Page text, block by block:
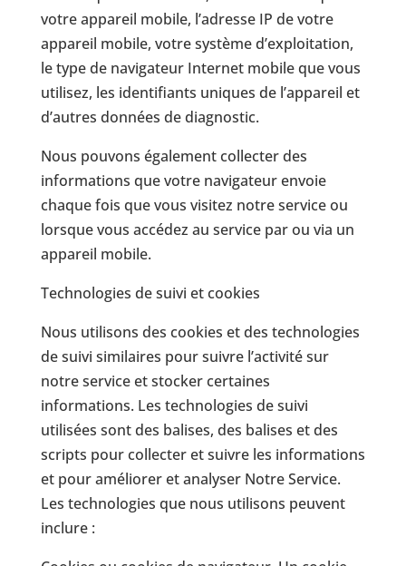
votre appareil mobile, l’adresse IP de votre
appareil mobile, votre système d’exploitation,
le type de navigateur Internet mobile que vous
utilisez, les identifiants uniques de l’appareil et
d’autres données de diagnostic.
Nous pouvons également collecter des
informations que votre navigateur envoie
chaque fois que vous visitez notre service ou
lorsque vous accédez au service par ou via un
appareil mobile.
Technologies de suivi et cookies
Nous utilisons des cookies et des technologies
de suivi similaires pour suivre l’activité sur
notre service et stocker certaines
informations. Les technologies de suivi
utilisées sont des balises, des balises et des
scripts pour collecter et suivre les informations
et pour améliorer et analyser Notre Service.
Les technologies que nous utilisons peuvent
inclure :